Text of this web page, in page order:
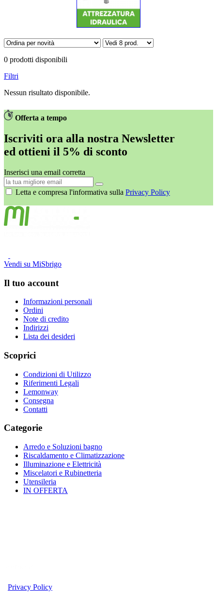
0 prodotti disponibili
Filtri
Nessun risultato disponibile.
Offerta a tempo
Iscriviti ora alla nostra Newsletter
ed ottieni il 5% di sconto
Inserisci una email corretta
Letta e compresa l'informativa sulla Privacy Policy
Vendi su MiSbrigo
Il tuo account
Informazioni personali
Ordini
Note di credito
Indirizzi
Lista dei desideri
Scoprici
Condizioni di Utilizzo
Riferimenti Legali
Lemonway
Consegna
Contatti
Categorie
Arredo e Soluzioni bagno
Riscaldamento e Climatizzazione
Illuminazione e Elettricità
Miscelatori e Rubinetteria
Utensileria
IN OFFERTA
Privacy Policy